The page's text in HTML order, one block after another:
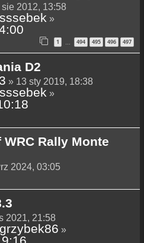
sie 2012, 13:58
sssebek »
1 … 494 495 496 497
D2
» 13 sty 2019, 18:38
sssebek »
Rally Monte
2024, 03:05
2021, 21:58
grzybek86 »